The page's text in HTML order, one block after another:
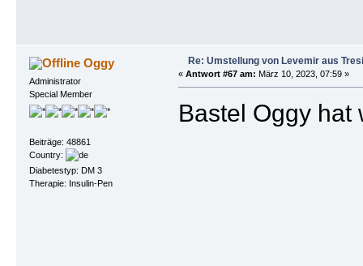
Oggy
Administrator
Special Member
Beiträge: 48861
Country:
Diabetestyp: DM 3
Therapie: Insulin-Pen
Re: Umstellung von Levemir aus
« Antwort #67 am: März 10, 2023, 07:59 »
Bastel Oggy hat